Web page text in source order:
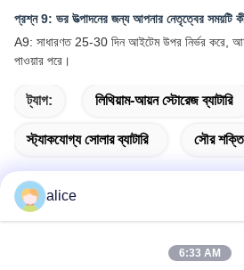
প্রশ্ন 9: ভর উত্পাদনের জন্য আপনার নেতৃত্বের সময়টি
A9: সাধারণত 25-30 দিন আইটেম উপর নির্ভর করে,
পাওয়ার পরে।
ট্যাগ: লিথিয়াম-আয়ন স্টোরেজ ব্যাটারি
স্ট্যাকযোগ্য সোলার ব্যাটারি সৌর শক্তি
alice
6:33 AM